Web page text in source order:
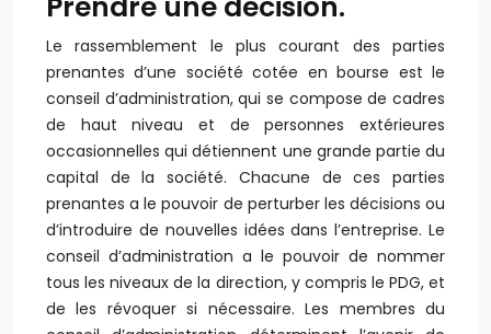
Le rassemblement le plus courant des parties
prenantes d’une société cotée en bourse est le
conseil d’administration, qui se compose de cadres
de haut niveau et de personnes extérieures
occasionnelles qui détiennent une grande partie du
capital de la société. Chacune de ces parties
prenantes a le pouvoir de perturber les décisions ou
d’introduire de nouvelles idées dans l’entreprise. Le
conseil d’administration a le pouvoir de nommer
tous les niveaux de la direction, y compris le PDG, et
de les révoquer si nécessaire. Les membres du